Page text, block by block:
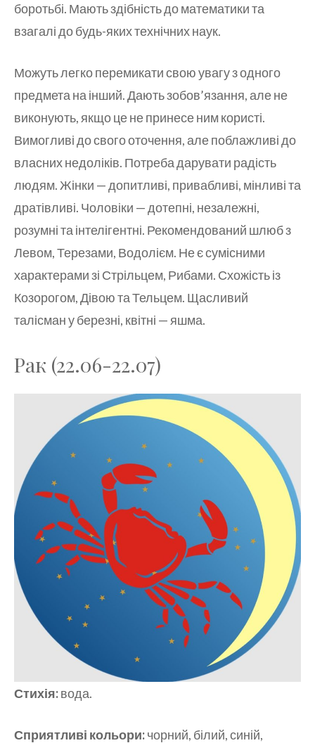
боротьбі. Мають здібність до математики та
взагалі до будь-яких технічних наук.
Можуть легко перемикати свою увагу з одного
предмета на інший. Дають зобов’язання, але не
виконують, якщо це не принесе ним користі.
Вимогливі до свого оточення, але поблажливі до
власних недоліків. Потреба дарувати радість
людям. Жінки — допитливі, привабливі, мінливі та
дратівливі. Чоловіки — дотепні, незалежні,
розумні та інтелігентні. Рекомендований шлюб з
Левом, Терезами, Водолієм. Не є сумісними
характерами зі Стрільцем, Рибами. Схожість із
Козорогом, Дівою та Тельцем. Щасливий
талісман у березні, квітні — яшма.
Рак (22.06-22.07)
Стихія:вода.
Сприятливі кольори:чорний, білий, синій,